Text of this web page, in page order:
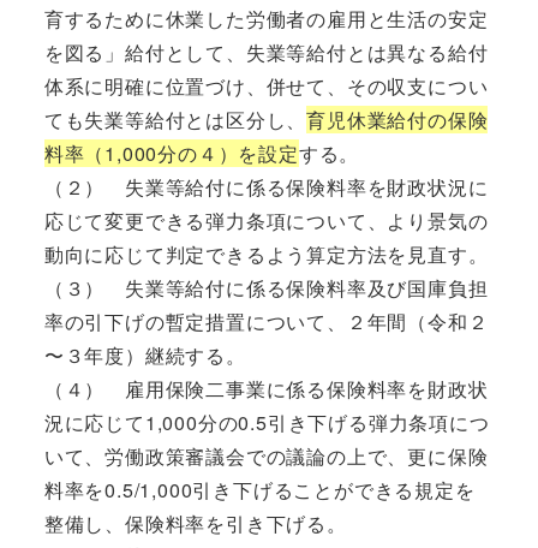
育するために休業した労働者の雇用と生活の安定
を図る」給付として、失業等給付とは異なる給付
体系に明確に位置づけ、併せて、その収支につい
ても失業等給付とは区分し、育児休業給付の保険
料率（1,000分の４）を設定する。
（２） 失業等給付に係る保険料率を財政状況に
応じて変更できる弾力条項について、より景気の
動向に応じて判定できるよう算定方法を見直す。
（３） 失業等給付に係る保険料率及び国庫負担
率の引下げの暫定措置について、２年間（令和２
〜３年度）継続する。
（４） 雇用保険二事業に係る保険料率を財政状
況に応じて1,000分の0.5引き下げる弾力条項につ
いて、労働政策審議会での議論の上で、更に保険
料率を0.5/1,000引き下げることができる規定を
整備し、保険料率を引き下げる。